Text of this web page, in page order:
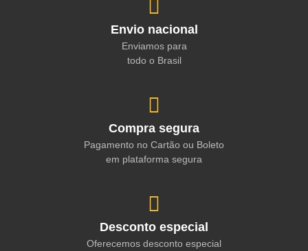
Envio nacional
Enviamos para
todo o Brasil
Compra segura
Pagamento no Cartão ou Boleto
em plataforma segura
Desconto especial
Oferecemos desconto especial